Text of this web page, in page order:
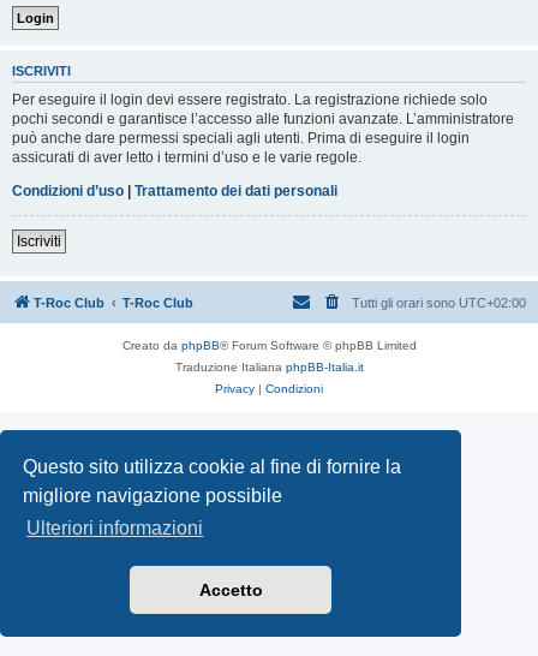
Questo sito utilizza cookie al fine di fornire la
migliore navigazione possibile
Ulteriori informazioni
Accetto
ISCRIVITI
Per eseguire il login devi essere registrato. La registrazione richiede solo
pochi secondi e garantisce l’accesso alle funzioni avanzate. L’amministratore
può anche dare permessi speciali agli utenti. Prima di eseguire il login
assicurati di aver letto i termini d’uso e le varie regole.
Condizioni d’uso | Trattamento dei dati personali
Iscriviti
T-Roc Club T-Roc Club Tutti gli orari sono UTC+02:00
Creato da phpBB® Forum Software © phpBB Limited
Traduzione Italiana phpBB-Italia.it
Privacy | Condizioni